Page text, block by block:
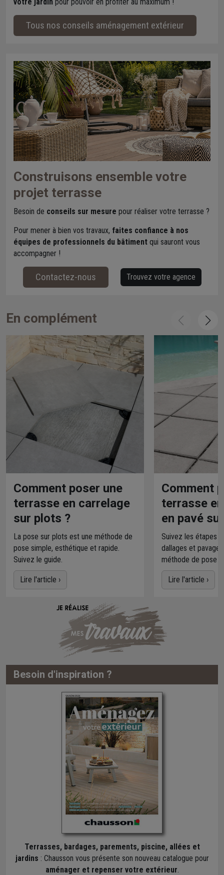
Tous nos conseils aménagement extérieur
Construisons ensemble votre
projet terrasse
Besoin de conseils sur mesure pour réaliser votre terrasse ?
Pour mener à bien vos travaux, faites confiance à nos
équipes de professionnels du bâtiment qui sauront vous
accompagner !
Contactez-nous Trouvez votre agence
En complément
Comment poser une
terrasse en carrelage
sur plots ?
La pose sur plots est une méthode de
pose simple, esthétique et rapide.
Suivez le guide.
Lire l'article ›
Comment
terrasse
en pavé
Suivez les étapes
dallages et
méthode de pose
Lire l'article ›
Besoin d'inspiration ?
Terrasses, bardages, parements, piscine, allées et
jardins : Chausson vous présente son nouveau catalogue pour
aménager et repenser votre extérieur.